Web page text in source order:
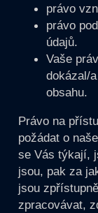
právo
právo
údajů.
Vaše
dokázal/
obsahu.
Právo na
požádat o
se Vás týkají,
jsou, pak za
jsou
zpracovávat,